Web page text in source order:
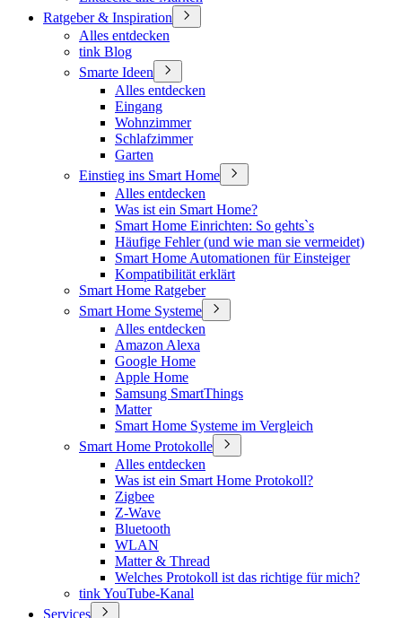
Ratgeber & Inspiration
Alles entdecken
tink Blog
Smarte Ideen
Alles entdecken
Eingang
Wohnzimmer
Schlafzimmer
Garten
Einstieg ins Smart Home
Alles entdecken
Was ist ein Smart Home?
Smart Home Einrichten: So gehts`s
Häufige Fehler (und wie man sie vermeidet)
Smart Home Automationen für Einsteiger
Kompatibilität erklärt
Smart Home Ratgeber
Smart Home Systeme
Alles entdecken
Amazon Alexa
Google Home
Apple Home
Samsung SmartThings
Matter
Smart Home Systeme im Vergleich
Smart Home Protokolle
Alles entdecken
Was ist ein Smart Home Protokoll?
Zigbee
Z-Wave
Bluetooth
WLAN
Matter & Thread
Welches Protokoll ist das richtige für mich?
tink YouTube-Kanal
Services